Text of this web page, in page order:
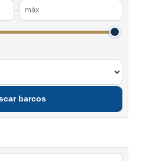
–
barcos